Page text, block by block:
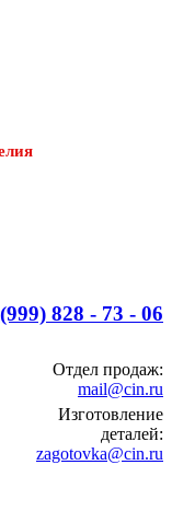
(999) 828 - 73 - 06
Отдел продаж:
mail@cin.ru
Изготовление
деталей:
zagotovka@cin.ru